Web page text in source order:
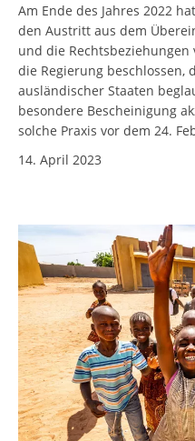
Am Ende des Jahres 2022
den Austritt aus dem
und die
die Regierung beschlossen,
ausländischer Staaten
besondere Bescheinigung
solche Praxis vor dem 24.
14. April 2023